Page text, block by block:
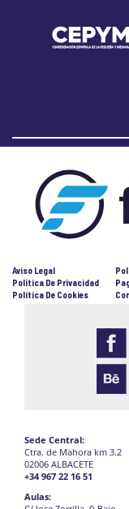
Aviso Legal
Política De Privacidad
Política De Cookies
Sede Central:
Ctra. de Mahora km 3.2
02006 ALBACETE
+34 967 22 16 51
Aulas: